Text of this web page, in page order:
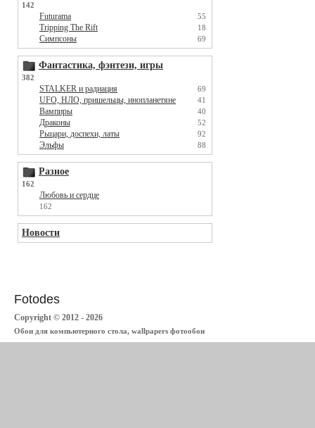
142
Futurama 55
Tripping The Rift 18
Симпсоны 69
Фантастика, фэнтези, игры
382
STALKER и радиация 69
UFO, НЛО, пришельцы, инопланетяне 41
Вампиры 40
Драконы 52
Рыцари, доспехи, латы 92
Эльфы 88
Разное
162
Любовь и сердце
162
Новости
Fotodes
Copyright © 2012 - 2026
Обои для компьютерного стола, wallpapers фотообои